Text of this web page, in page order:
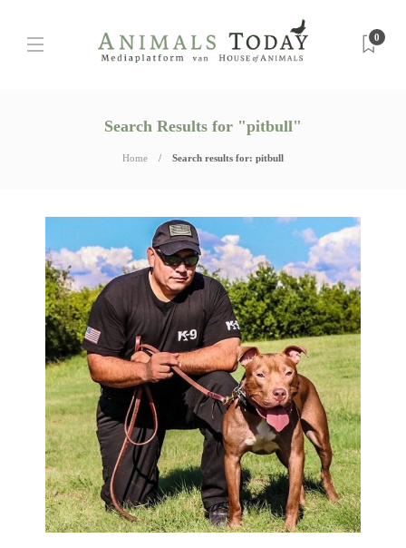
0
Search Results for "pitbull"
Home Search results for: pitbull